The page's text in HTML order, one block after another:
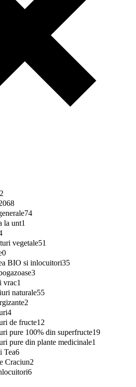
74
la unt1
vegetale51
0
BIO si inlocuitori35
3
vrac1
naturale55
2
4
de fructe12
pure 100% din superfructe19
pure din plante medicinale1
Tea6
Craciun2
6